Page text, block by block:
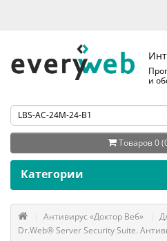
и
Товаров 0
Категории
Антивирус «Доктор Веб»
Dr.Web® Server Security Suite.